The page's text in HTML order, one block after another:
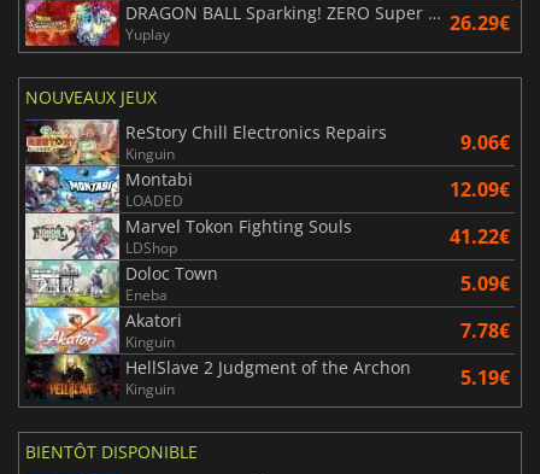
DRAGON BALL Sparking! ZERO Super Limit Breaking NEO
Yuplay 26.29€
NOUVEAUX JEUX
ReStory Chill Electronics Repairs
Kinguin 9.06€
Montabi
LOADED 12.09€
Marvel Tokon Fighting Souls
LDShop 41.22€
Doloc Town
Eneba 5.09€
Akatori
Kinguin 7.78€
HellSlave 2 Judgment of the Archon
Kinguin 5.19€
BIENTÔT DISPONIBLE